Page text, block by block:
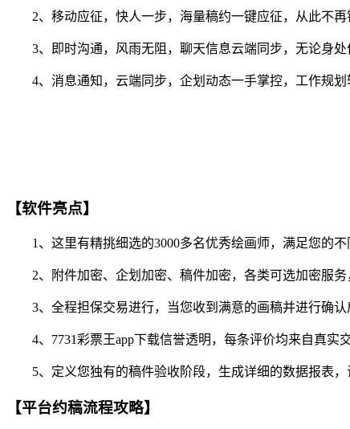
2、移动应征，快人一步，海量稿约一键应征，从此不再
3、即时沟通，风雨无阻，聊天信息云端同步，无论身处
4、消息通知，云端同步，企划动态一手掌控，工作规划
【软件亮点】
1、这里有精挑细选的3000多名优秀绘画师，满足您的不
2、附件加密、企划加密、稿件加密，各类可选加密服务
3、全程担保交易进行，当您收到满意的画稿并进行确认
4、7731彩票王app下载信誉透明，每条评价均来自真实
5、定义您独有的稿件验收阶段，生成详细的数据报表，
【平台约稿流程攻略】